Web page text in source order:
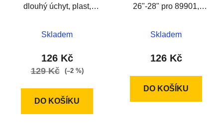
dlouhý úchyt, plast,
Skladem
126 Kč
129 Kč (–2 %)
DO KOŠÍKU
26"-28" pro 89901,
Skladem
126 Kč
DO KOŠÍKU